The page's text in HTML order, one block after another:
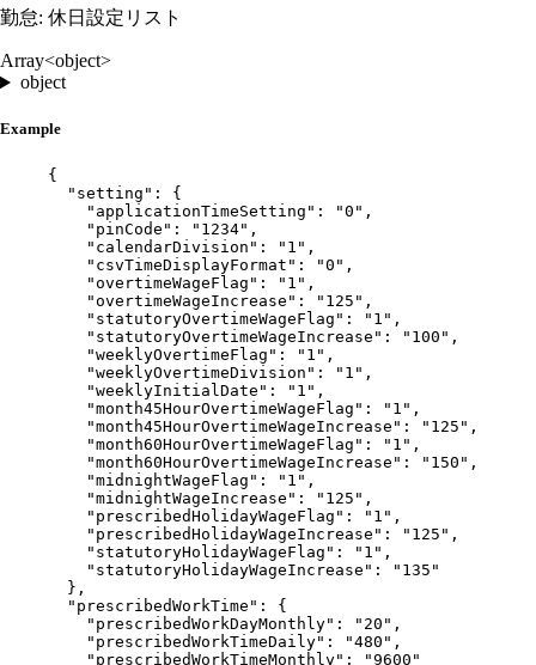
勤怠: 休日設定リスト
Array<object>
object
Example
{
"setting" : {
"applicationTimeSetting" : "0 " ,
"pinCode" : " 1234" ,
"calendarDivision" : " 1 " ,
"csvTimeDisplayFormat" : "0 " ,
"overtimeWageFlag" : " 1 " ,
"overtimeWageIncrease" : " 125 " ,
"statutoryOvertimeWageFlag" : " 1 " ,
"statutoryOvertimeWageIncrease" : " 100 " ,
"weeklyOvertimeFlag" : " 1 " ,
"weeklyOvertimeDivision" : " 1 " ,
"weeklyInitialDate" : " 1 " ,
"month45HourOvertimeWageFlag" : " 1 " ,
"month45HourOvertimeWageIncrease" : " 125 " ,
"month60HourOvertimeWageFlag" : " 1 " ,
"month60HourOvertimeWageIncrease" : " 150 " ,
"midnightWageFlag" : " 1 " ,
"midnightWageIncrease" : " 125 " ,
"prescribedHolidayWageFlag" : " 1 " ,
"prescribedHolidayWageIncrease" : " 125 " ,
"statutoryHolidayWageFlag" : " 1 " ,
"statutoryHolidayWageIncrease" : " 135 "
},
"prescribedWorkTime" : {
"prescribedWorkDayMonthly" : " 20 " ,
"prescribedWorkTimeDaily" : "480 " ,
"prescribedWorkTimeMonthly" : "9600 "